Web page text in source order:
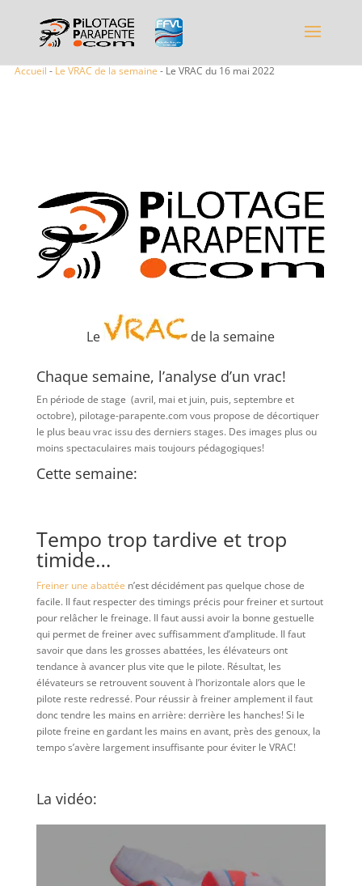
Accueil - Le VRAC de la semaine - Le VRAC du 16 mai 2022
Le de la semaine
Chaque semaine, l’analyse d’un vrac!
En période de stage (avril, mai et juin, puis, septembre et
octobre), pilotage-parapente.com vous propose de décortiquer
le plus beau vrac issu des derniers stages. Des images plus ou
moins spectaculaires mais toujours pédagogiques!
Cette semaine:
Tempo trop tardive et trop
timide…
Freiner une abattée n’est décidément pas quelque chose de
facile. Il faut respecter des timings précis pour freiner et surtout
pour relâcher le freinage. Il faut aussi avoir la bonne gestuelle
qui permet de freiner avec suffisamment d’amplitude. Il faut
savoir que dans les grosses abattées, les élévateurs ont
tendance à avancer plus vite que le pilote. Résultat, les
élévateurs se retrouvent souvent à l’horizontale alors que le
pilote reste redressé. Pour réussir à freiner amplement il faut
donc tendre les mains en arrière: derrière les hanches! Si le
pilote freine en gardant les mains en avant, près des genoux, la
tempo s’avère largement insuffisante pour éviter le VRAC!
La vidéo: